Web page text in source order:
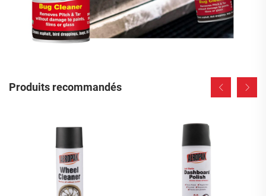
Produits recommandés